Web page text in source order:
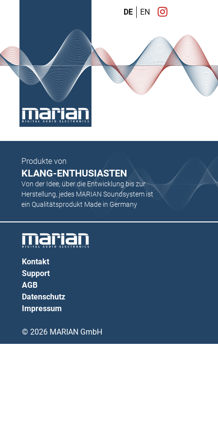
DE EN
Produkte von
KLANG-ENTHUSIASTEN
Von der Idee, über die Entwicklung bis zur
Herstellung, jedes MARIAN Soundsystem ist
ein Qualitätsprodukt Made in Germany
Kontakt
Support
AGB
Datenschutz
Impressum
© 2026 MARIAN GmbH